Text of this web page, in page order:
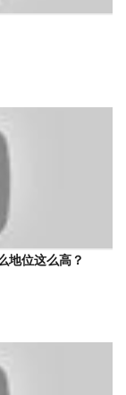
地位这么高？